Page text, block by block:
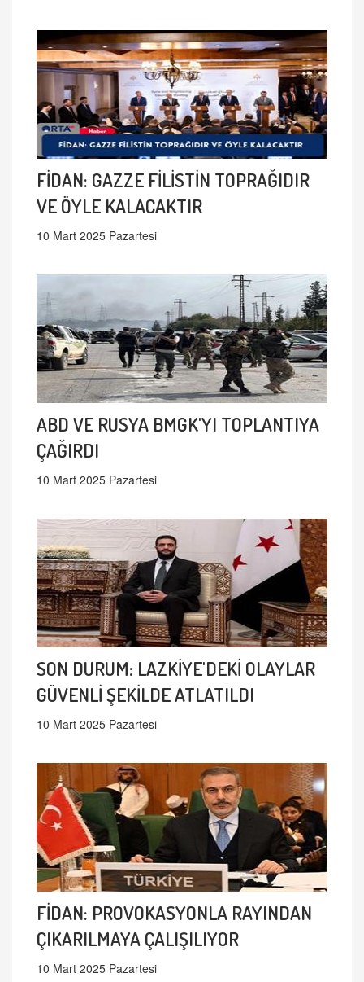
FİDAN: GAZZE FİLİSTİN TOPRAĞIDIR
VE ÖYLE KALACAKTIR
10 Mart 2025 Pazartesi
ABD VE RUSYA BMGK'YI TOPLANTIYA
ÇAĞIRDI
10 Mart 2025 Pazartesi
SON DURUM: LAZKİYE'DEKİ OLAYLAR
GÜVENLİ ŞEKİLDE ATLATILDI
10 Mart 2025 Pazartesi
FİDAN: PROVOKASYONLA RAYINDAN
ÇIKARILMAYA ÇALIŞILIYOR
10 Mart 2025 Pazartesi